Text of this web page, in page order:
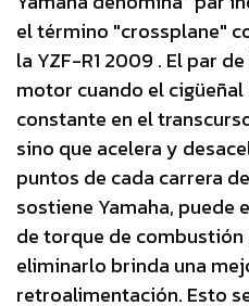
el término "crossplane"
la YZF-R1 2009 . El par
motor cuando el
constante en el
sino que acelera y
puntos de cada carrera
sostiene Yamaha, puede
de torque de
eliminarlo brinda una
retroalimentación. Esto